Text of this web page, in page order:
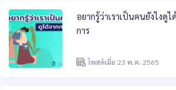
อยากรู้ว่าเราเป็นคนยังไงดูไ
การ
โพสต์เมื่อ 23 พ.ค. 2565